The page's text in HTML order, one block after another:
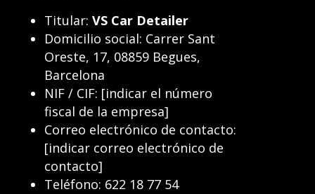
Titular: VS Car Detailer
Domicilio social: Carrer Sant
Oreste, 17, 08859 Begues,
Barcelona
NIF / CIF: [indicar el número
fiscal de la empresa]
Correo electrónico de contacto:
[indicar correo electrónico de
contacto]
Teléfono: 622 18 77 54